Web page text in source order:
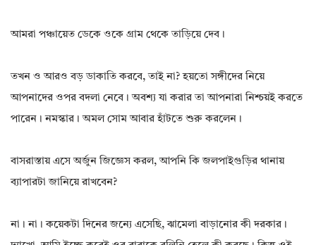
আমরা পঞ্চায়েত ডেকে ওকে গ্রাম থেকে তাড়িয়ে দেব।
তখন ও আরও বড় ডাকাতি করবে, তাই না? হয়তো সঙ্গীদের নিয়ে
আপনাদের ওপর বদলা নেবে। অবশ্য যা করার তা আপনারা নিশ্চয়ই করতে
পারেন। নমস্কার। অমল সোম আবার হাঁটতে শুরু করলেন।
বাসরাস্তায় এসে অর্জুন জিজ্ঞেস করল, আপনি কি জলপাইগুড়ির থানায়
ব্যাপারটা জানিয়ে রাখবেন?
না। না। কয়েকটা দিনের জন্যে এসেছি, ঝামেলা বাড়ানোর কী দরকার।